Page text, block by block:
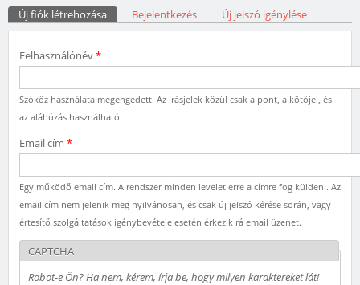
Elsődleges fülek
Új fiók létrehozása (aktív fül)Bejelentkezés Új jelszó igénylése
Felhasználónév*
Szóköz használata megengedett. Az írásjelek közül csak a pont, a kötőjel, és
az aláhúzás használható.
Email cím *
Egy működő email cím. A rendszer minden levelet erre a címre fog küldeni. Az
email cím nem jelenik meg nyilvánosan, és csak új jelszó kérése során, vagy
értesítő szolgáltatások igénybevétele esetén érkezik rá email üzenet.
CAPTCHA
Robot-e Ön? Ha nem, kérem, írja be, hogy milyen karaktereket lát!